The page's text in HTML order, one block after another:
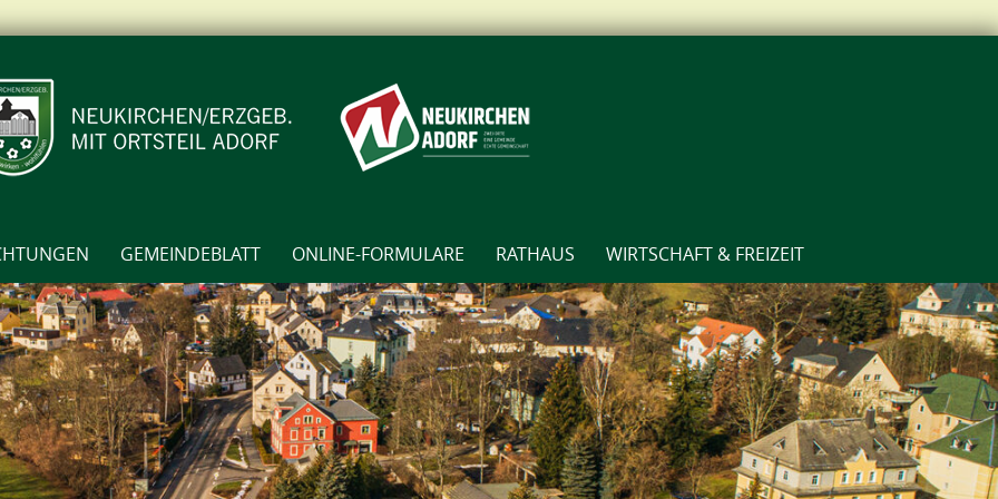
GEMEINDEBLATT ONLINE-FORMULARE RATHAUS WIRTSCHAFT & FREIZEIT